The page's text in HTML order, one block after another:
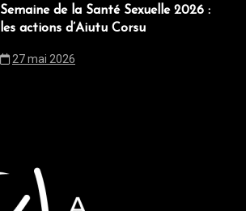
Semaine de la Santé Sexuelle 2026 :
les actions d’Aiutu Corsu
27 mai 2026